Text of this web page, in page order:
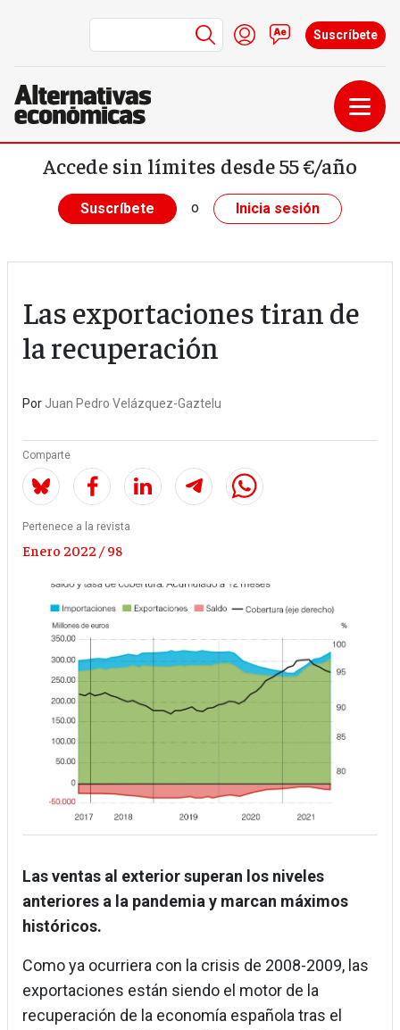
Pasar al contenido principal
Menú de cuenta de
Iniciar sesión
Contacto
Suscríbete
Accede sin límites desde 55 €/año
Suscríbete o Inicia sesión
Las exportaciones tiran de
la recuperación
Por Juan Pedro Velázquez-Gaztelu
Comparte
Pertenece a la revista
Enero 2022 / 98
Las ventas al exterior superan los niveles
anteriores a la pandemia y marcan máximos
históricos.
Como ya ocurriera con la crisis de 2008-2009, las
exportaciones están siendo el motor de la
recuperación de la economía española tras el